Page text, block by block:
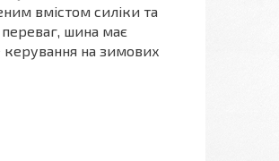
вмістом силіки та
переваг, шина має
керування на зимових